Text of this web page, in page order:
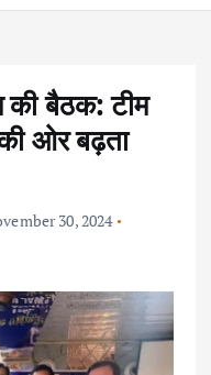
की बैठक: टीम
ओर बढ़ता
30, 2024